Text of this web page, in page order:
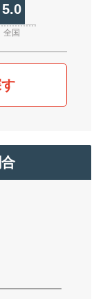
5.0
全国